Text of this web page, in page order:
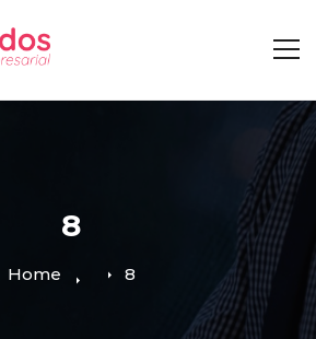
8
Home 8